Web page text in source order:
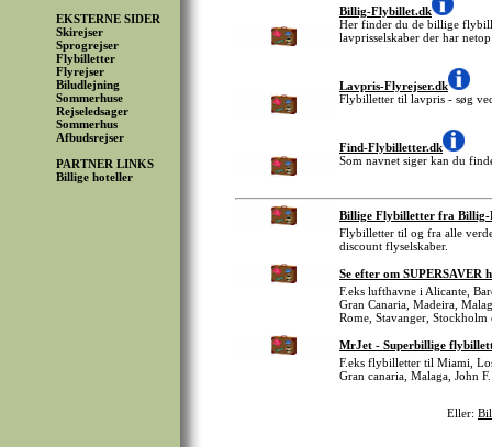
EKSTERNE SIDER
Skirejser
Sprogrejser
Flybilletter
Flyrejser
Biludlejning
Sommerhuse
Rejseledsager
Sommerhus
Afbudsrejser
PARTNER LINKS
Billige hoteller
Billig-Flybillet.dk
Her finder du de billige
lavprisselskaber der har
Lavpris-Flyrejser.dk
Flybilletter til lavpris - søg
Find-Flybilletter.dk
Som navnet siger kan du
Billige Flybilletter fra
Flybilletter til og fra alle
discount flyselskaber.
Se efter om
F.eks lufthavne i Alicante,
Gran Canaria, Madeira,
Rome, Stavanger, Stockholm
MrJet - Superbillige
F.eks flybilletter til Miami,
Gran canaria, Malaga, John
Eller: